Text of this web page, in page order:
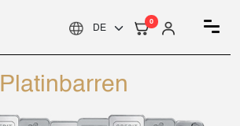
0
Platinbarren